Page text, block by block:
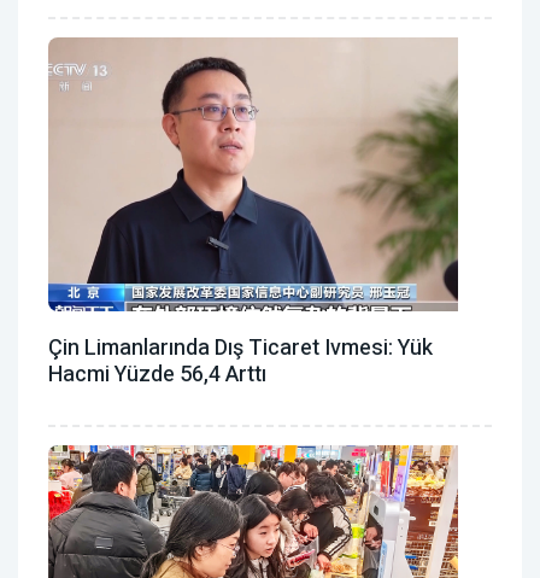
Çin Limanlarında Dış Ticaret Ivmesi: Yük
Hacmi Yüzde 56,4 Arttı